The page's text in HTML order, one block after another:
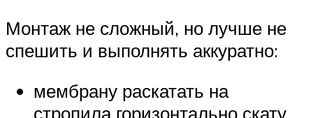
Монтаж не сложный, но лучше не
спешить и выполнять аккуратно:
мембрану раскатать на
стропила горизонтально скату,